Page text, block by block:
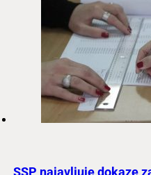
SSP najavljuje dokaze